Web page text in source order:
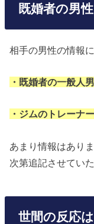
既婚者の男
相手の男性の情報
・既婚者の一般人
・ジムのトレーナー
あまり情報はあり
次第追記させてい
世間の反応